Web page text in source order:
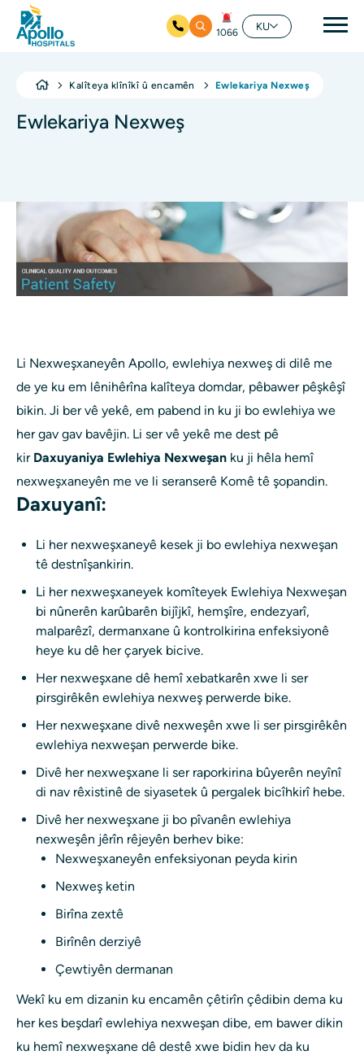
1066
KU
Kalîteya klînîkî û encamên Ewlekariya Nexweş
Ewlekariya Nexweş
Li Nexweşxaneyên Apollo, ewlehiya nexweş di dilê me
de ye ku em lênihêrîna kalîteya domdar, pêbawer pêşkêşî
bikin. Ji ber vê yekê, em pabend in ku ji bo ewlehiya we
her gav gav bavêjin. Li ser vê yekê me dest pê
kir Daxuyaniya Ewlehiya Nexweşan ku ji hêla hemî
nexweşxaneyên me ve li seranserê Komê tê şopandin.
Daxuyanî:
Li her nexweşxaneyê kesek ji bo ewlehiya nexweşan
tê destnîşankirin.
Li her nexweşxaneyek komîteyek Ewlehiya Nexweşan
bi nûnerên karûbarên bijîjkî, hemşîre, endezyarî,
malparêzî, dermanxane û kontrolkirina enfeksiyonê
heye ku dê her çaryek bicive.
Her nexweşxane dê hemî xebatkarên xwe li ser
pirsgirêkên ewlehiya nexweş perwerde bike.
Her nexweşxane divê nexweşên xwe li ser pirsgirêkên
ewlehiya nexweşan perwerde bike.
Divê her nexweşxane li ser raporkirina bûyerên neyînî
di nav rêxistinê de siyasetek û pergalek bicîhkirî hebe.
Divê her nexweşxane ji bo pîvanên ewlehiya
nexweşên jêrîn rêjeyên berhev bike:
Nexweşxaneyên enfeksiyonan peyda kirin
Nexweş ketin
Birîna zextê
Birînên derziyê
Çewtiyên dermanan
Wekî ku em dizanin ku encamên çêtirîn çêdibin dema ku
her kes beşdarî ewlehiya nexweşan dibe, em bawer dikin
ku hemî nexweşxane dê destê xwe bidin hev da ku